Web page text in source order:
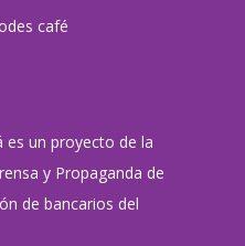
café
es un proyecto de la
y Propaganda de
de bancarios del